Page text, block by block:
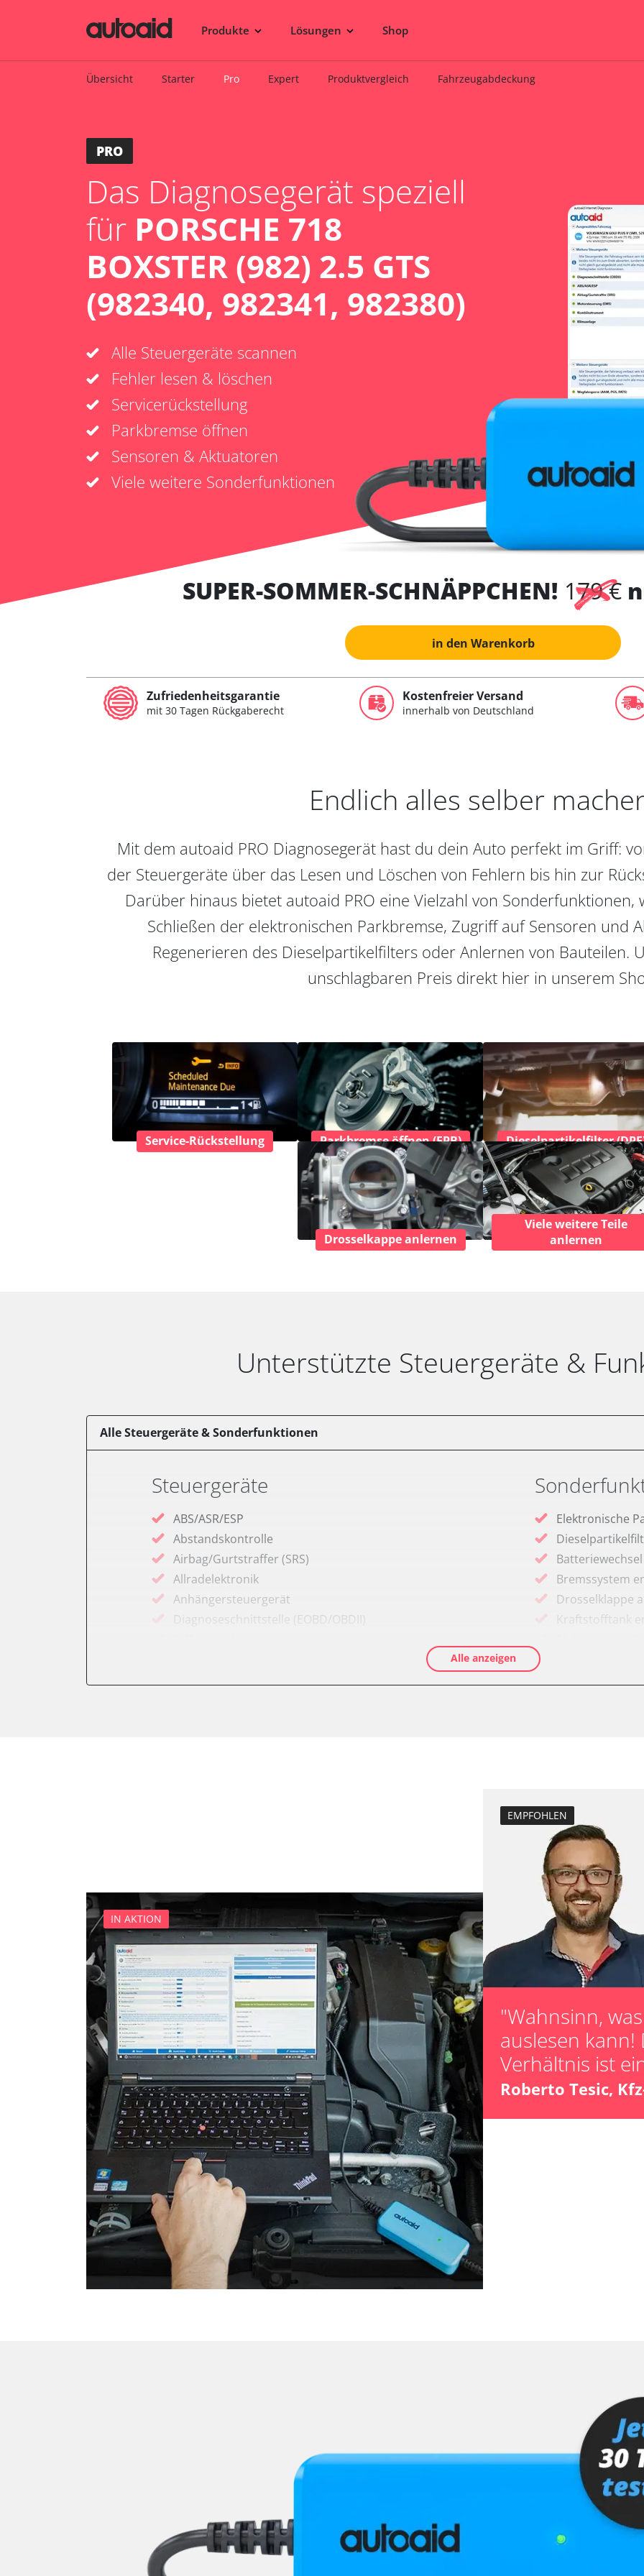
Produkte Lösungen Shop
Übersicht Starter Pro Expert Produktvergleich Fahrzeugabdeckung
PRO
Das Diagnosegerät speziell
für PORSCHE 718
BOXSTER (982) 2.5 GTS
(982340, 982341, 982380)
Alle Steuergeräte scannen
Fehler lesen & löschen
Servicerückstellung
Parkbremse öffnen
Sensoren & Aktuatoren
Viele weitere Sonderfunktionen
SUPER-SOMMER-SCHNÄPPCHEN! 179 €
in den Warenkorb
Zufriedenheitsgarantie
mit 30 Tagen Rückgaberecht
Kostenfreier Versand
innerhalb von Deutschland
Endlich alles selber
Mit dem autoaid PRO Diagnosegerät hast du dein Auto perfekt im Griff:
der Steuergeräte über das Lesen und Löschen von Fehlern bis hin zur
Darüber hinaus bietet autoaid PRO eine Vielzahl von Sonderfunktionen,
Schließen der elektronischen Parkbremse, Zugriff auf Sensoren und
Regenerieren des Dieselpartikelfilters oder Anlernen von Bauteilen.
unschlagbaren Preis direkt hier in unserem
Service-Rückstellung Parkbremse öffnen (EPB) Dieselpartikelfilter
Drosselkappe anlernen
Viele weitere Teile
anlernen
Unterstützte Steuergeräte &
Alle Steuergeräte & Sonderfunktionen
Steuergeräte
ABS/ASR/ESP
Abstandskontrolle
Airbag/Gurtstraffer (SRS)
Allradelektronik
Anhängersteuergerät
Diagnoseschnittstelle (EOBD/OBDII)
Motorsteuerung (EMS)
Motorsteuerung 2 (EMS)
Niveauregulierung
Reifendruckkontrolle (RDK)
Rückfahrkamera
Servolenkung
Sitzbelegungserkennung (OCM)
Sitzpositionsspeicher Beifahrer
Sitzpositionsspeicher Fahrer
Spurwechselassistent
Stand-/Zusatzheizung
Start Authentifikation
Türsteuergerät hinten links
Türsteuergerät hinten rechts
Türsteuergerät vorne links
Türsteuergerät vorne rechts
Verbaute Steuergeräte
Verteilergetriebe
Wischersteuerung
Zentralelektronik
Elektronische
Batteriewechsel
Bremssystem
Drosselklappe
Kraftstofftank
Injektor
Lamdasonde
Kalibrierung
Parkbremse in
Kalibrierung
Steuergerät
Alle anzeigen
IN AKTION
EMPFOHLEN
"Wahnsinn,
auslesen kann!
Verhältnis ist
Roberto Tesic,